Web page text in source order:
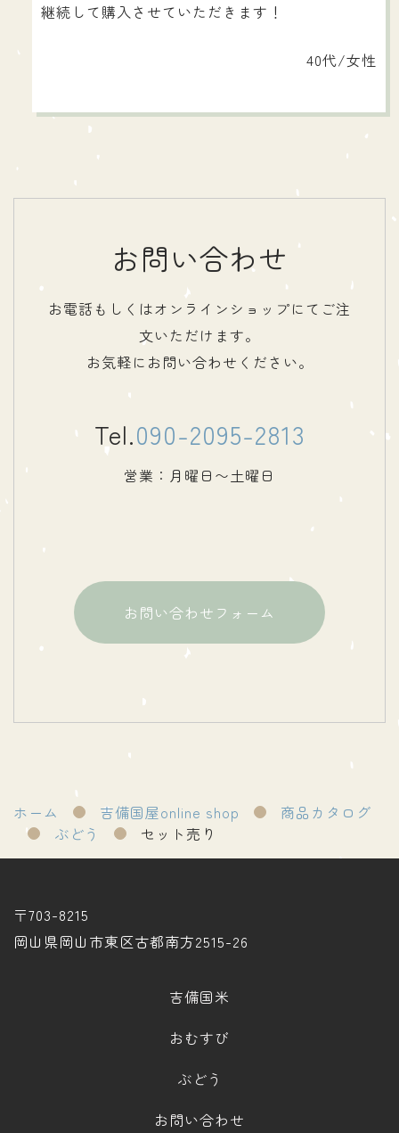
継続して購入させていただきます！
40代/女性
お問い合わせ
お電話もしくはオンラインショップにてご注
文いただけます。
お気軽にお問い合わせください。
Tel.090-2095-2813
営業：月曜日〜土曜日
お問い合わせフォーム
ホーム 吉備国屋online shop
商品カタログ
ぶどう
セット売り
〒703-8215
岡山県岡山市東区古都南方2515-26
吉備国米
おむすび
ぶどう
お問い合わせ